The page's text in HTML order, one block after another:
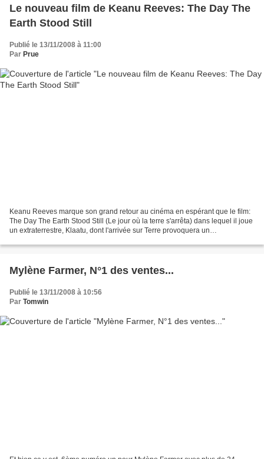
Le nouveau film de Keanu Reeves: The Day The
Earth Stood Still
Publié le 13/11/2008 à 11:00
Par Prue
Keanu Reeves marque son grand retour au cinéma en espérant que le film:
The Day The Earth Stood Still (Le jour où la terre s'arrêta) dans lequel il joue
un extraterrestre, Klaatu, dont l'arrivée sur Terre provoquera un
Mylène Farmer, N°1 des ventes...
Publié le 13/11/2008 à 10:56
Par Tomwin